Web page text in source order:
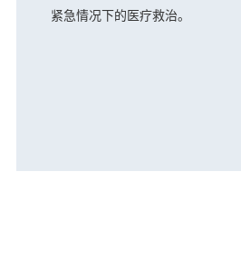
紧急情况下的医疗救治。